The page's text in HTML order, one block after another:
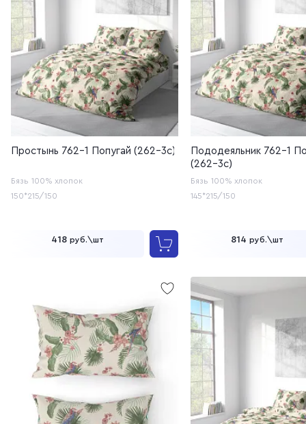
Простынь 762-1 Попугай (262-3с)
Бязь 100% хлопок
150*215/150
418 руб.\шт
Пододеяльник 762-1
(262-3с)
Бязь 100% хлопок
145*215/150
814 руб.\шт